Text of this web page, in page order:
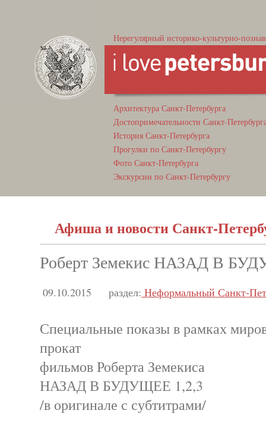
Нерегулярный историко-культурно-
Архитектура Санкт-Петербурга
Достопримечательности Санкт-
История Санкт-Петербурга
Прогулки по Санкт-Петербургу
Фото Санкт-Петербурга
Экскурсии по Санкт-Петербургу
Афиша и новости Санкт-
Роберт Земекис НАЗАД В
09.10.2015 раздел: Неформальный Санкт-
Специальные показы в рамках
прокат
фильмов Роберта Земекиса
НАЗАД В БУДУЩЕЕ 1,2,3
/в оригинале с субтитрами/